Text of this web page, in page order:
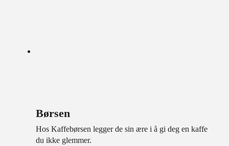
Børsen
Hos Kaffebørsen legger de sin ære i å gi deg en kaffe
du ikke glemmer.